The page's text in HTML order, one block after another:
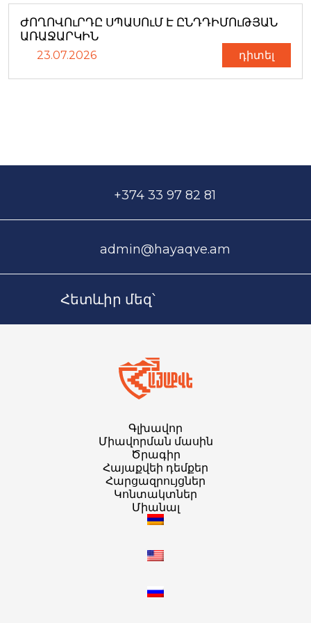
ԺՈՂՈՎՈւՐԴԸ ՍՊԱՍՈւՄ Է ԸՆԴԴԻՄՈւԹՅԱՆ
ԱՌԱՋԱՐԿԻՆ
23.07.2026 դիտել
+374 33 97 82 81
admin@hayaqve.am
Հետևիր մեզ՝
Գլխավոր
Միավորման մասին
Ծրագիր
Հայաքվեի դեմքեր
Հարցազրույցներ
Կոնտակտներ
Միանալ